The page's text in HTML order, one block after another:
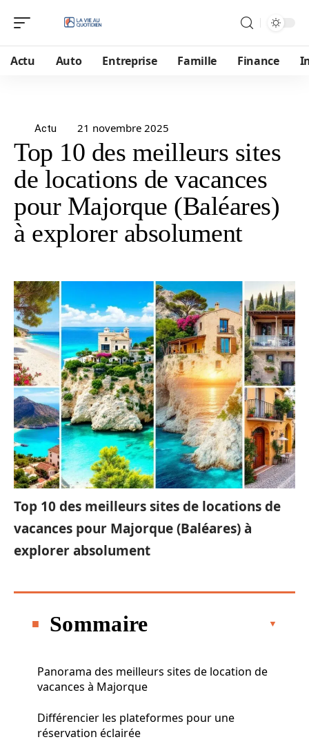
Actu Auto Entreprise Famille Finance
Actu 21 novembre 2025
Top 10 des meilleurs sites
de locations de vacances
pour Majorque (Baléares)
à explorer absolument
Top 10 des meilleurs sites de locations de
vacances pour Majorque (Baléares) à
explorer absolument
Sommaire
Panorama des meilleurs sites de location de
vacances à Majorque
Différencier les plateformes pour une
réservation éclairée